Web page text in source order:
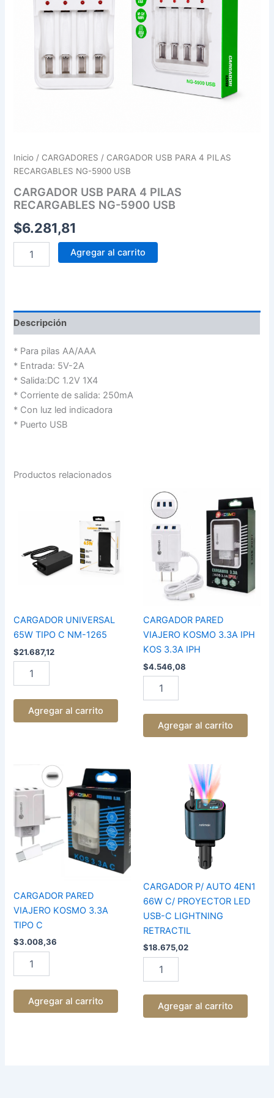
Inicio / CARGADORES / CARGADOR USB PARA 4 PILAS
RECARGABLES NG-5900 USB
CARGADOR USB PARA 4 PILAS
RECARGABLES NG-5900 USB
$6.281,81
Agregar al carrito
Descripción
* Para pilas AA/AAA
* Entrada: 5V-2A
* Salida:DC 1.2V 1X4
* Corriente de salida: 250mA
* Con luz led indicadora
* Puerto USB
Productos relacionados
CARGADOR UNIVERSAL
65W TIPO C NM-1265
$21.687,12
NM-
1265
cantidad
Agregar al carrito
CARGADOR PARED
VIAJERO KOSMO 3.3A IPH
KOS 3.3A IPH
$4.546,08
CARGADOR
PARED
VIAJERO
KOSMO
3.3A
KOS
3.3A
cantidad
Agregar al carrito
CARGADOR PARED
VIAJERO KOSMO 3.3A
TIPO C
$3.008,36
CARGADOR
VIAJERO
KOSMO
3.3A
TIPO
cantidad
Agregar al carrito
CARGADOR P/ AUTO 4EN1
66W C/ PROYECTOR LED
USB-C LIGHTNING
RETRACTIL
$18.675,02
CARGADOR
PROYECTOR
LIGHTNING
RETRACTIL
cantidad
Agregar al carrito